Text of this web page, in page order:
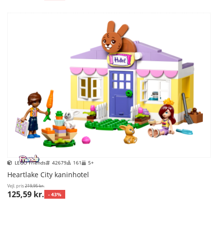
LEGO Friends 42679 161 5+
Heartlake City kaninhotel
Vejl. pris219,95 kr.
125,59 kr. - 43%